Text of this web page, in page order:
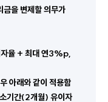
금을 변제할 의무가
자율 + 최대 연3%p,
아래와 같이 적용함
기간(2개월) 유이자